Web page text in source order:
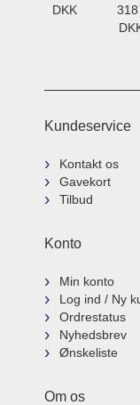
DKK 318
Kundeservice
Kontakt os
Gavekort
Tilbud
Konto
Min konto
Log ind / Ny
Ordrestatus
Nyhedsbrev
Ønskeliste
Om os